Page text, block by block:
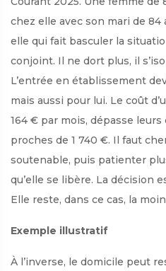
chez elle avec son mari de 84
elle qui fait basculer la
conjoint. Il ne dort plus, il
L’entrée en établissement
mais aussi pour lui. Le coût
164 € par mois, dépasse
proches de 1 740 €. Il faut
soutenable, puis patienter
qu’elle se libère. La décision
Elle reste, dans ce cas, la
Exemple illustratif
À l’inverse, le domicile peut